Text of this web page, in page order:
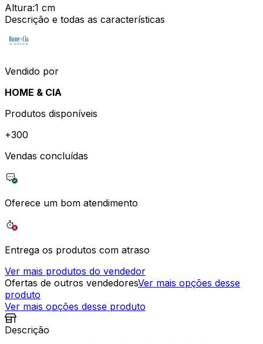
Altura:1 cm
Descrição e todas as características
Vendido por
HOME & CIA
Produtos disponíveis
+300
Vendas concluídas
Oferece um bom atendimento
Entrega os produtos com atraso
Ver mais produtos do vendedor
Ofertas de outros vendedoresVer mais opções desse
produto
Ver mais opções desse produto
Descrição